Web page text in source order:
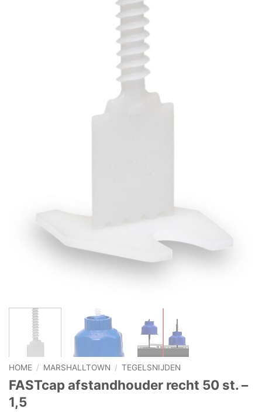
HOME / MARSHALLTOWN / TEGELSNIJDEN
FASTcap afstandhouder recht 50 st. –
1,5